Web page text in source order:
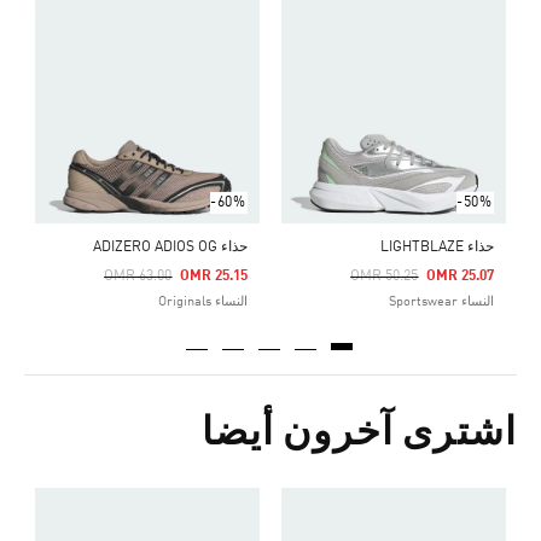
-50%
حذاء LIGHTBLAZE
OMR 50.25 OMR 25.07
النساء Sportswear
-60%
حذاء ADIZERO ADIOS OG
Price Reduced From
OMR 63.00
To OMR 25.15
النساء Originals
اشترى آخرون أيضا